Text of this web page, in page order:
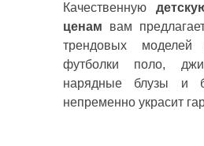
Качественную
ценам вам
трендовых
футболки поло,
нарядные блузы и
непременно украсит